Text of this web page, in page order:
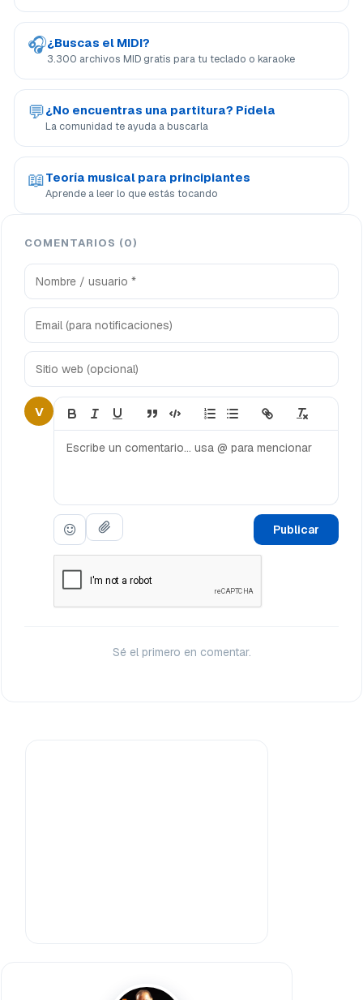
🎧¿Buscas el MIDI?
3.300 archivos MID gratis para tu teclado o karaoke
💬¿No encuentras una partitura? Pídela
La comunidad te ayuda a buscarla
📖Teoría musical para principiantes
Aprende a leer lo que estás tocando
COMENTARIOS (0)
V
Publicar
Sé el primero en comentar.